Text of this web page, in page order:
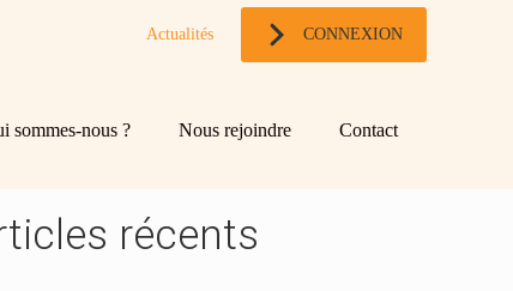
Actualités CONNEXION
sommes-nous ? Nous rejoindre Contact
récents